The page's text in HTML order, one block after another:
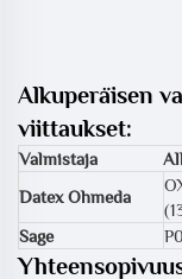
Alkuperäisen
viittaukset:
Valmistaja
Datex Ohmeda
Sage